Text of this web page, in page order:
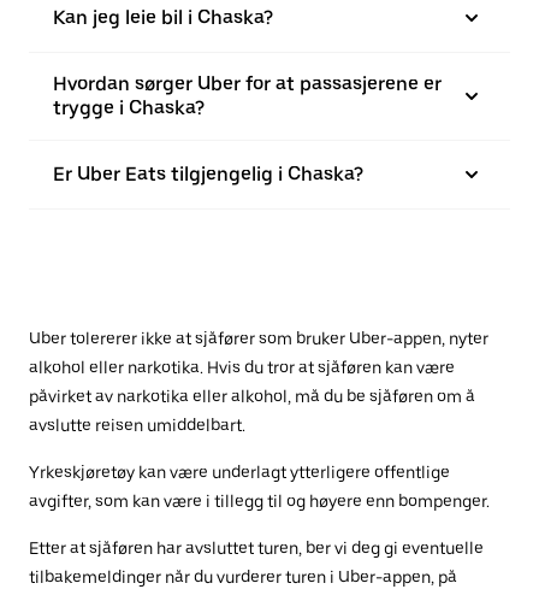
Kan jeg leie bil i Chaska?
Hvordan sørger Uber for at passasjerene er
trygge i Chaska?
Er Uber Eats tilgjengelig i Chaska?
Uber tolererer ikke at sjåfører som bruker Uber-appen, nyter
alkohol eller narkotika. Hvis du tror at sjåføren kan være
påvirket av narkotika eller alkohol, må du be sjåføren om å
avslutte reisen umiddelbart.
Yrkeskjøretøy kan være underlagt ytterligere offentlige
avgifter, som kan være i tillegg til og høyere enn bompenger.
Etter at sjåføren har avsluttet turen, ber vi deg gi eventuelle
tilbakemeldinger når du vurderer turen i Uber-appen, på